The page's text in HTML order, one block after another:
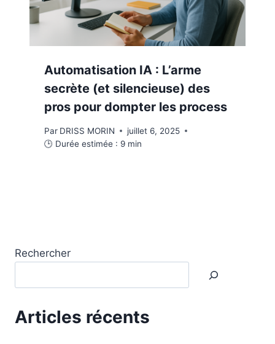
Automatisation IA : L’arme
secrète (et silencieuse) des
pros pour dompter les process
Par DRISS MORIN
juillet 6, 2025
🕒 Durée estimée : 9 min
Rechercher
Articles récents